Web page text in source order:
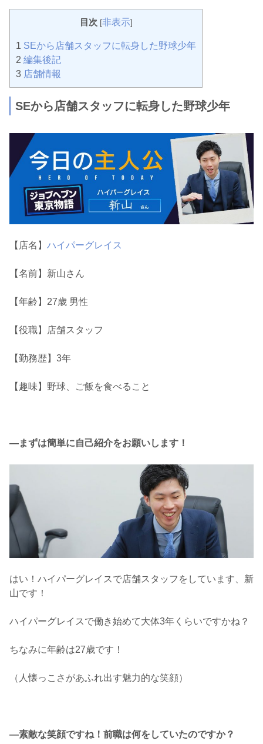
目次 [非表示]
1 SEから店舗スタッフに転身した野球少年
2 編集後記
3 店舗情報
SEから店舗スタッフに転身した野球少年
【店名】 ハイパーグレイス
【名前】新山さん
【年齢】27歳 男性
【役職】店舗スタッフ
【勤務歴】3年
【趣味】野球、ご飯を食べること
―まずは簡単に自己紹介をお願いします！
はい！ハイパーグレイスで店舗スタッフをしています、新
山です！
ハイパーグレイスで働き始めて大体3年くらいですかね？
ちなみに年齢は27歳です！
（人懐っこさがあふれ出す魅力的な笑顔）
―素敵な笑顔ですね！前職は何をしていたのですか？